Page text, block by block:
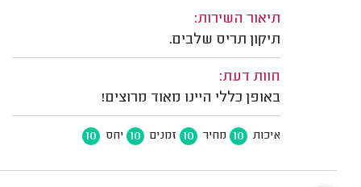
תיאור השירות:
תיקון תריס שלבים.
חוות דעת:
באופן כללי היינו מאוד מרוצים!
איכות 10 מחיר 10 זמנים 10 יחס 10